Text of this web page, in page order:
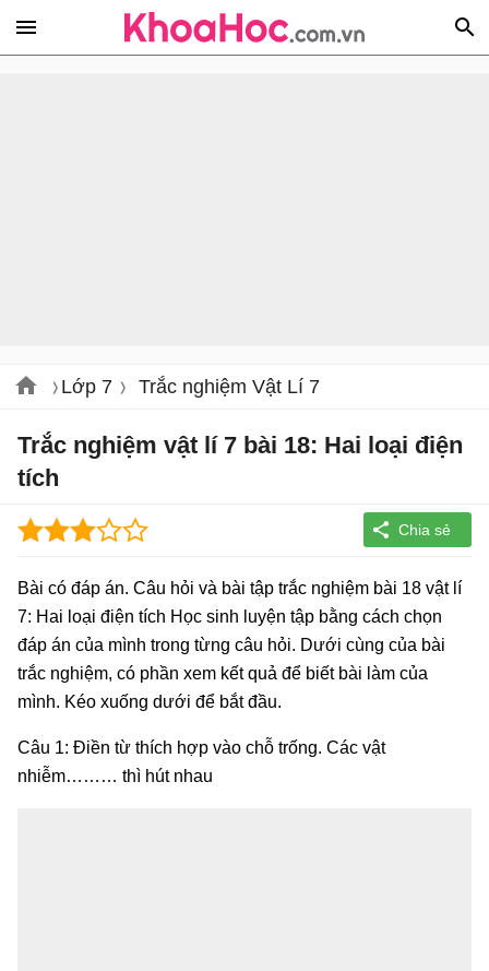
Lớp 7 Trắc nghiệm Vật Lí 7
Trắc nghiệm vật lí 7 bài 18: Hai loại điện
tích
Bài có đáp án. Câu hỏi và bài tập trắc nghiệm bài 18 vật lí
7: Hai loại điện tích Học sinh luyện tập bằng cách chọn
đáp án của mình trong từng câu hỏi. Dưới cùng của bài
trắc nghiệm, có phần xem kết quả để biết bài làm của
mình. Kéo xuống dưới để bắt đầu.
Câu 1: Điền từ thích hợp vào chỗ trống. Các vật
nhiễm……… thì hút nhau